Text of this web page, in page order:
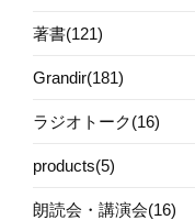
著書(121)
Grandir(181)
ラジオトーク(16)
products(5)
朗読会・講演会(16)